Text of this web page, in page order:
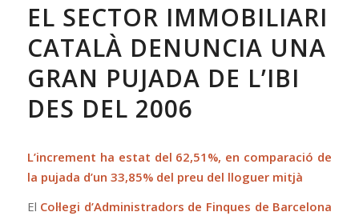
EL SECTOR IMMOBILIARI
CATALÀ DENUNCIA UNA
GRAN PUJADA DE L’IBI
DES DEL 2006
L’increment ha estat del 62,51%, en comparació de
la pujada d’un 33,85% del preu del lloguer mitjà
El Col·legi d’Administradors de Finques de Barcelona